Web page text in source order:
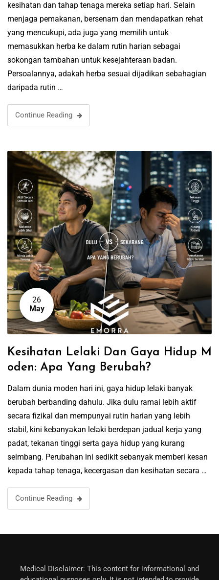
kesihatan dan tahap tenaga mereka setiap hari. Selain
menjaga pemakanan, bersenam dan mendapatkan rehat
yang mencukupi, ada juga yang memilih untuk
memasukkan herba ke dalam rutin harian sebagai
sokongan tambahan untuk kesejahteraan badan.
Persoalannya, adakah herba sesuai dijadikan sebahagian
daripada rutin …
Continue Reading
26
May
Kesihatan Lelaki Dan Gaya Hidup M
oden: Apa Yang Berubah?
Dalam dunia moden hari ini, gaya hidup lelaki banyak
berubah berbanding dahulu. Jika dulu ramai lebih aktif
secara fizikal dan mempunyai rutin harian yang lebih
stabil, kini kebanyakan lelaki berdepan jadual kerja yang
padat, tekanan tinggi serta gaya hidup yang kurang
seimbang. Perubahan ini sedikit sebanyak memberi kesan
kepada tahap tenaga, kecergasan dan kesihatan secara …
Continue Reading
Medical Disclaimer: This content for informational and